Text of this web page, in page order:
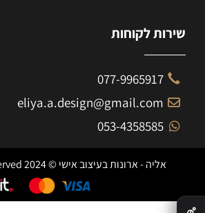
שירות לקוחות
077-9965917
eliya.a.design@gmail.com
053-4358585
אליה - ארונות בעיצוב אישי © 2024 All Rights Reserved